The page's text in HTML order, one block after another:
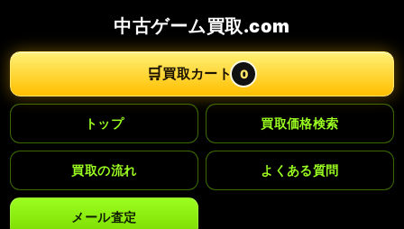
中古ゲーム買取.com
🛒買取カート 0
トップ 買取価格検索
買取の流れ よくある質問
メール査定